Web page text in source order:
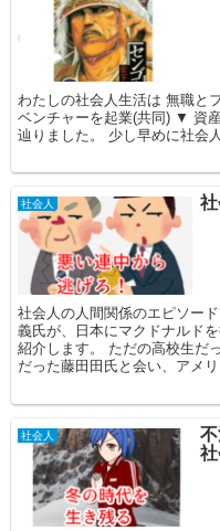
わたしの社会人生活は 無職
ベンチャーを起業(共同) ▼ 資
辿りました。 少し早めに社会
社会人
社会人の人間関係のエピソー
義氏が、日本にマクドナルド
紹介します。 ただの高校生だ
だった藤田田氏と会い、アメ
社会人
社